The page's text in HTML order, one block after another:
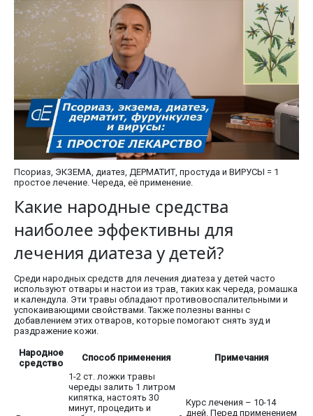
Псориаз, ЭКЗЕМА, диатез, ДЕРМАТИТ, простуда и ВИРУСЫ = 1
простое лечение. Череда, её применение.
Какие народные средства
наиболее эффективны для
лечения диатеза у детей?
Среди народных средств для лечения диатеза у детей часто
используют отвары и настои из трав, таких как череда, ромашка
и календула. Эти травы обладают противовоспалительными и
успокаивающими свойствами. Также полезны ванны с
добавлением этих отваров, которые помогают снять зуд и
раздражение кожи.
Народное
средство
Способ применения Примечания
1-2 ст. ложки травы
череды залить 1 литром
кипятка, настоять 30
минут, процедить и
Курс лечения – 10-14
дней. Перед применением